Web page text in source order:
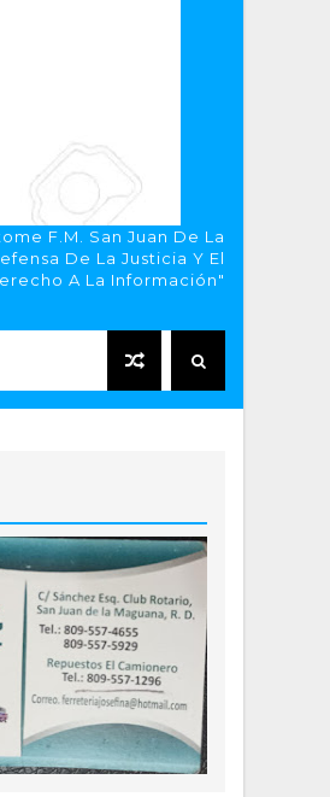
F.M. San Juan De La
De La Justicia Y El
A La Información"